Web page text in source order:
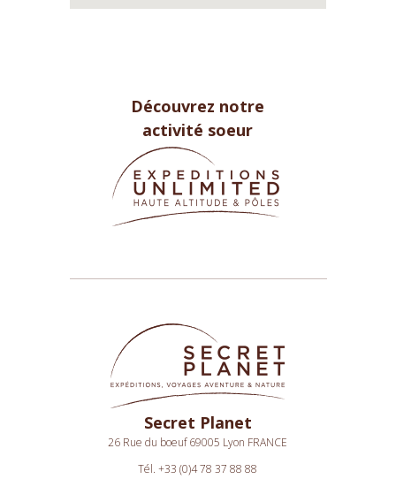
Découvrez notre
activité soeur
Secret Planet
26 Rue du boeuf 69005 Lyon FRANCE
Tél. +33 (0)4 78 37 88 88